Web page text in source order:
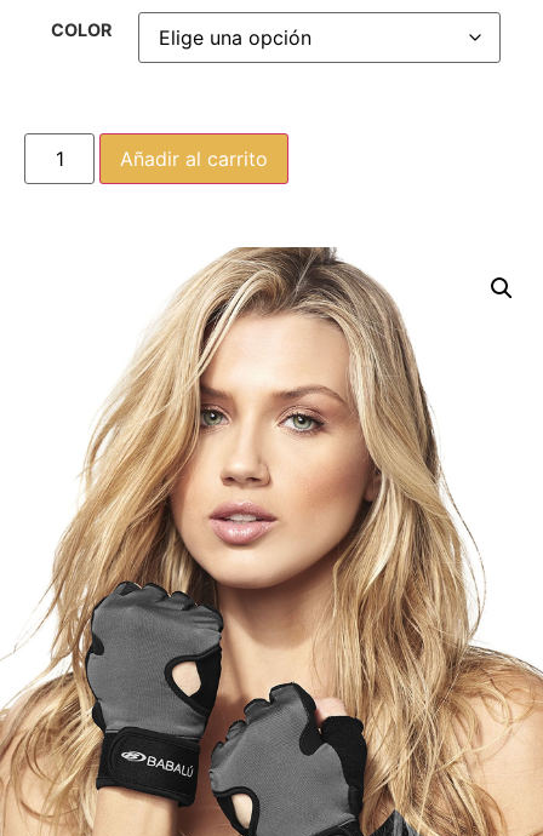
COLOR
Añadir al carrito